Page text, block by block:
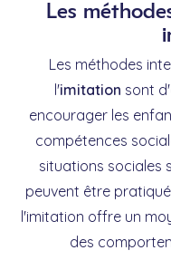
Les
Les méthodes
l'imitation sont
encourager les
compétences
situations sociales
peuvent être
l'imitation offre un
des